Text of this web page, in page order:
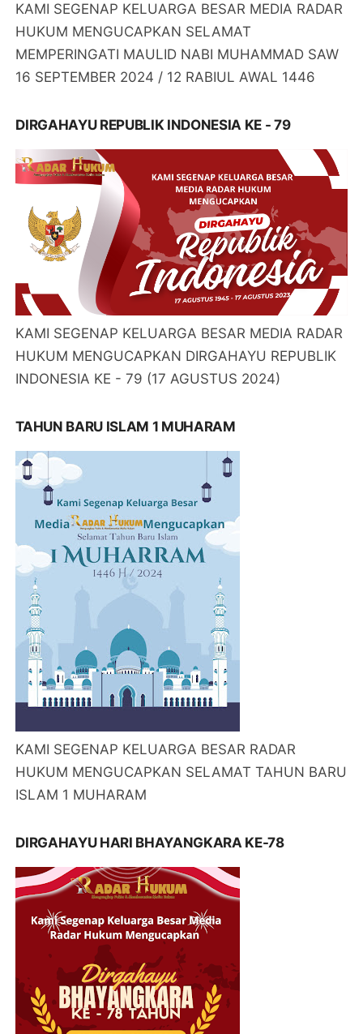
KAMI SEGENAP KELUARGA BESAR MEDIA RADAR
HUKUM MENGUCAPKAN SELAMAT
MEMPERINGATI MAULID NABI MUHAMMAD SAW
16 SEPTEMBER 2024 / 12 RABIUL AWAL 1446
DIRGAHAYU REPUBLIK INDONESIA KE - 79
KAMI SEGENAP KELUARGA BESAR MEDIA RADAR
HUKUM MENGUCAPKAN DIRGAHAYU REPUBLIK
INDONESIA KE - 79 (17 AGUSTUS 2024)
TAHUN BARU ISLAM 1 MUHARAM
KAMI SEGENAP KELUARGA BESAR RADAR
HUKUM MENGUCAPKAN SELAMAT TAHUN BARU
ISLAM 1 MUHARAM
DIRGAHAYU HARI BHAYANGKARA KE-78